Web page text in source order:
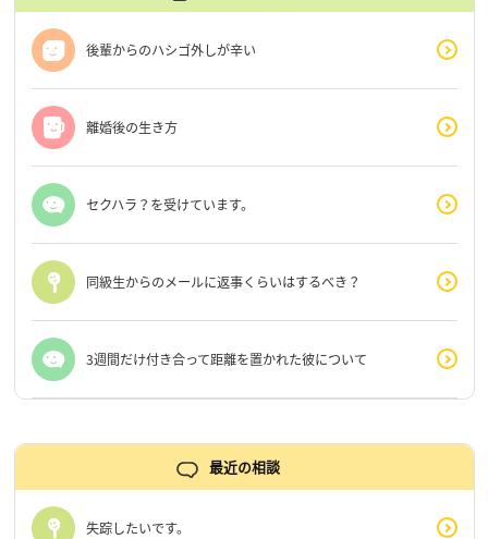
後輩からのハシゴ外しが辛い
離婚後の生き方
セクハラ？を受けています。
同級生からのメールに返事くらいはするべき？
3週間だけ付き合って距離を置かれた彼について
最近の相談
失踪したいです。